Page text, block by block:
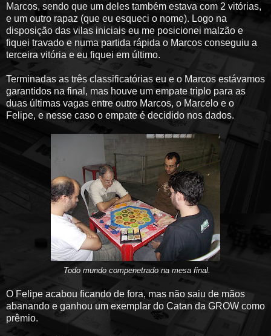
Marcos, sendo que um deles também estava com 2 vitórias,
e um outro rapaz (que eu esqueci o nome). Logo na
disposição das vilas iniciais eu me posicionei malzão e
fiquei travado e numa partida rápida o Marcos conseguiu a
terceira vitória e eu fiquei em último.
Terminadas as três classificatórias eu e o Marcos estávamos
garantidos na final, mas houve um empate triplo para as
duas últimas vagas entre outro Marcos, o Marcelo e o
Felipe, e nesse caso o empate é decidido nos dados.
Todo mundo compenetrado na mesa final.
O Felipe acabou ficando de fora, mas não saiu de mãos
abanando e ganhou um exemplar do Catan da GROW como
prêmio.